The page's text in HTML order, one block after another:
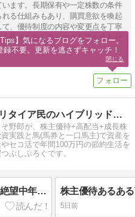
ます。長期保有や一定株数の条件
る仕組みもあり、購買意欲を喚起
、優待制度の内容や変更点を丁寧
交えた親しみやすさも持ち合わせ
〜絶望中年セミリタイア民のハイブリッド投資+節約生活〜
野郎が、株主優待+高配当+成長株
実践と馬(馬券と一口馬主)で資産を
セコ活で年間100万円の節約生活を
ぶしぶろぐです。
何もなくて...夏。2026年7月の絶望中年ニート家計簿。
5日前
Tips】気になるブログをフォロー。
録不要。更新を逃さずキャッチ！
閉じる